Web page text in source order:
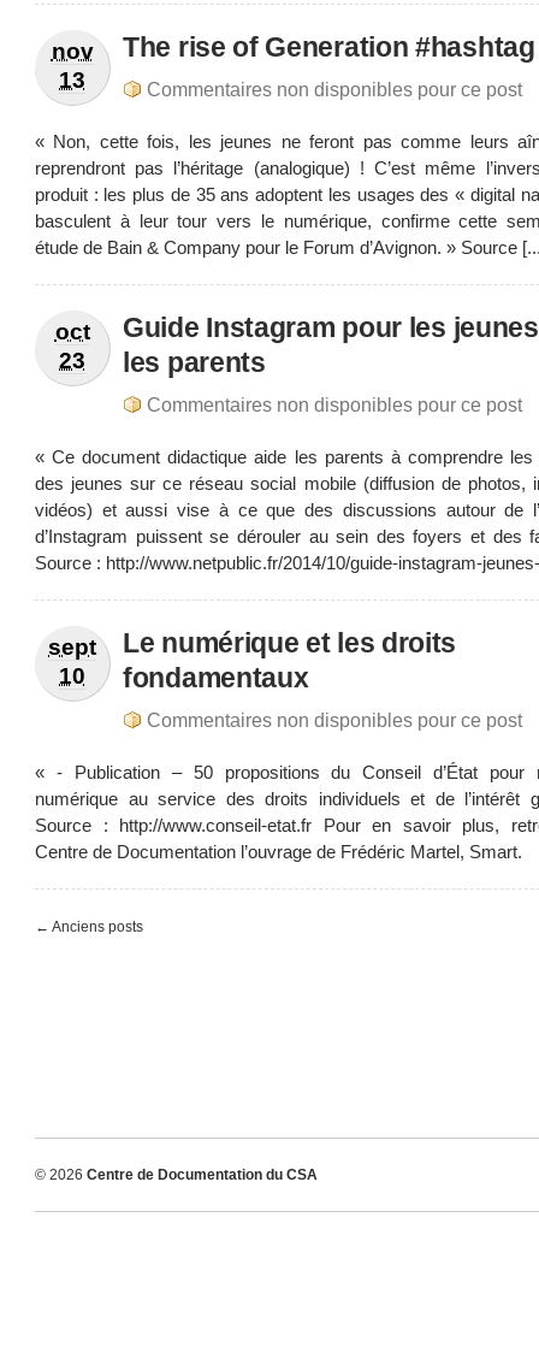
nov
13
The rise of Generation #hashtag
Commentaires non disponibles pour ce post
« Non, cette fois, les jeunes ne feront pas comme leurs
reprendront pas l’héritage (analogique) ! C’est même
produit : les plus de 35 ans adoptent les usages des « digital
basculent à leur tour vers le numérique, confirme cette
étude de Bain & Company pour le Forum d’Avignon. » Source
oct
23
Guide Instagram pour les
les parents
Commentaires non disponibles pour ce post
« Ce document didactique aide les parents à comprendre les
des jeunes sur ce réseau social mobile (diffusion de photos,
vidéos) et aussi vise à ce que des discussions autour de
d’Instagram puissent se dérouler au sein des foyers et des
Source : http://www.netpublic.fr/2014/10/guide-instagram-
sept
10
Le numérique et les droits
fondamentaux
Commentaires non disponibles pour ce post
« - Publication – 50 propositions du Conseil d’État pour
numérique au service des droits individuels et de l’intérêt
Source : http://www.conseil-etat.fr Pour en savoir plus,
Centre de Documentation l’ouvrage de Frédéric Martel, Smart.
← Anciens posts
© 2026 Centre de Documentation du CSA